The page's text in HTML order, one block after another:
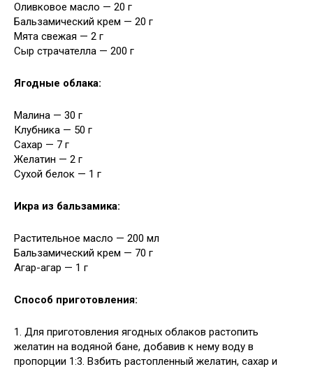
Оливковое масло — 20 г
Бальзамический крем — 20 г
Мята свежая — 2 г
Сыр страчателла — 200 г
Ягодные облака:
Малина — 30 г
Клубника — 50 г
Сахар — 7 г
Желатин — 2 г
Сухой белок — 1 г
Икра из бальзамика:
Растительное масло — 200 мл
Бальзамический крем — 70 г
Агар-агар — 1 г
Способ приготовления:
1. Для приготовления ягодных облаков растопить
желатин на водяной бане, добавив к нему воду в
пропорции 1:3. Взбить растопленный желатин, сахар и